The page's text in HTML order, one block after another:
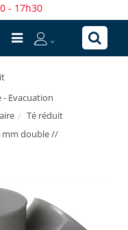
- 17h30
- Evacuation
Té réduit
mm double //